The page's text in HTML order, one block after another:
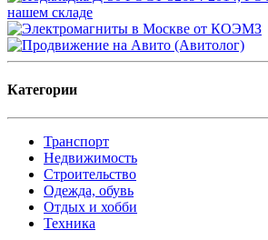
Категории
Транспорт
Недвижимость
Строительство
Одежда, обувь
Отдых и хобби
Техника